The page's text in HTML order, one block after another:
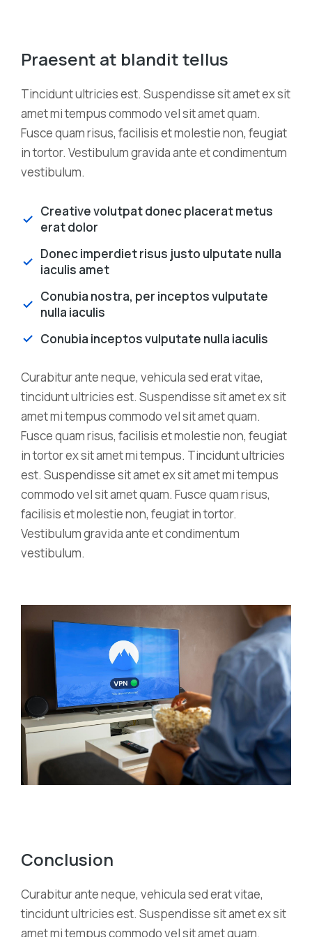
Praesent at blandit tellus
Tincidunt ultricies est. Suspendisse sit amet ex sit
amet mi tempus commodo vel sit amet quam.
Fusce quam risus, facilisis et molestie non, feugiat
in tortor. Vestibulum gravida ante et condimentum
vestibulum.
Creative volutpat donec placerat metus
erat dolor
Donec imperdiet risus justo ulputate nulla
iaculis amet
Conubia nostra, per inceptos vulputate
nulla iaculis
Conubia inceptos vulputate nulla iaculis
Curabitur ante neque, vehicula sed erat vitae,
tincidunt ultricies est. Suspendisse sit amet ex sit
amet mi tempus commodo vel sit amet quam.
Fusce quam risus, facilisis et molestie non, feugiat
in tortor ex sit amet mi tempus. Tincidunt ultricies
est. Suspendisse sit amet ex sit amet mi tempus
commodo vel sit amet quam. Fusce quam risus,
facilisis et molestie non, feugiat in tortor.
Vestibulum gravida ante et condimentum
vestibulum.
Conclusion
Curabitur ante neque, vehicula sed erat vitae,
tincidunt ultricies est. Suspendisse sit amet ex sit
amet mi tempus commodo vel sit amet quam.